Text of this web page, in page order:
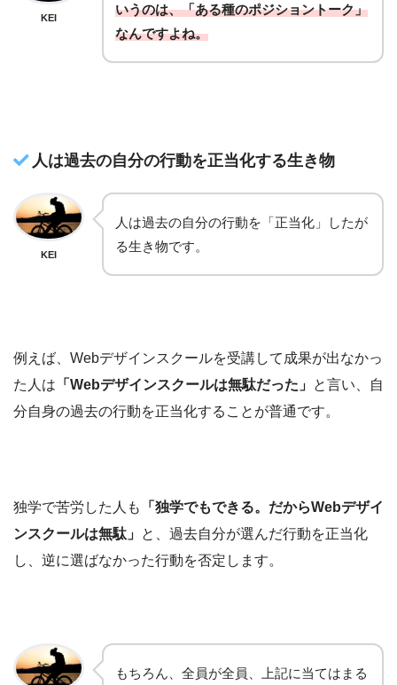
KEI
いうのは、「ある種のポジショントーク」
なんですよね。
人は過去の自分の行動を正当化する生き物
KEI
人は過去の自分の行動を「正当化」したが
る生き物です。
例えば、Webデザインスクールを受講して成果が出なかっ
た人は 「Webデザインスクールは無駄だった」 と言い、自
分自身の過去の行動を正当化することが普通です。
独学で苦労した人も
「独学でもできる。だからWebデザイ
ンスクールは無駄」 と、過去自分が選んだ行動を正当化
し、逆に選ばなかった行動を否定します。
もちろん、全員が全員、上記に当てはまる